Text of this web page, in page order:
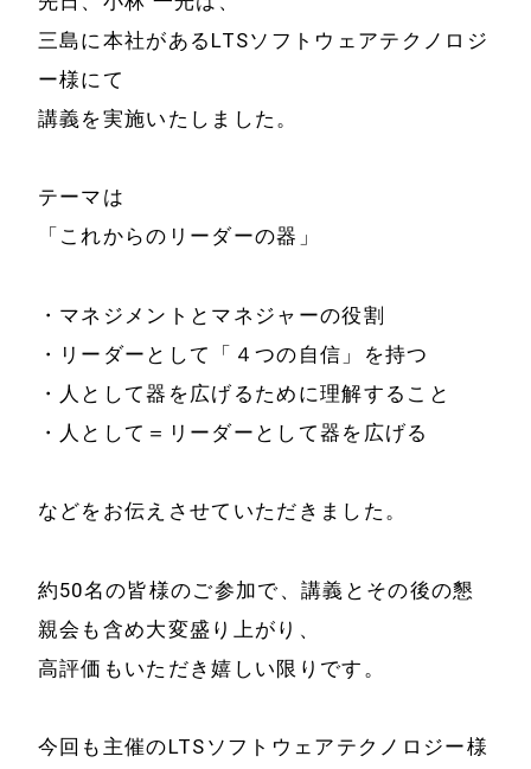
ホーム
代表プロフィール
事例と実績
事例と実績
導入企業一覧
書籍・DVD
会社情報
経営理念
会社概要
特定商取引法に基
メールマガジン
お問い合わせ
三島に本社があるLTSソフトウェアテクノロジ
ー様にて
講義を実施いたしました。
テーマは
「これからのリーダーの器」
・マネジメントとマネジャーの役割
・リーダーとして「４つの自信」を持つ
・人として器を広げるために理解すること
・人として＝リーダーとして器を広げる
などをお伝えさせていただきました。
約50名の皆様のご参加で、講義とその後の懇
親会も含め大変盛り上がり、
高評価もいただき嬉しい限りです。
今回も主催のLTSソフトウェアテクノロジー様